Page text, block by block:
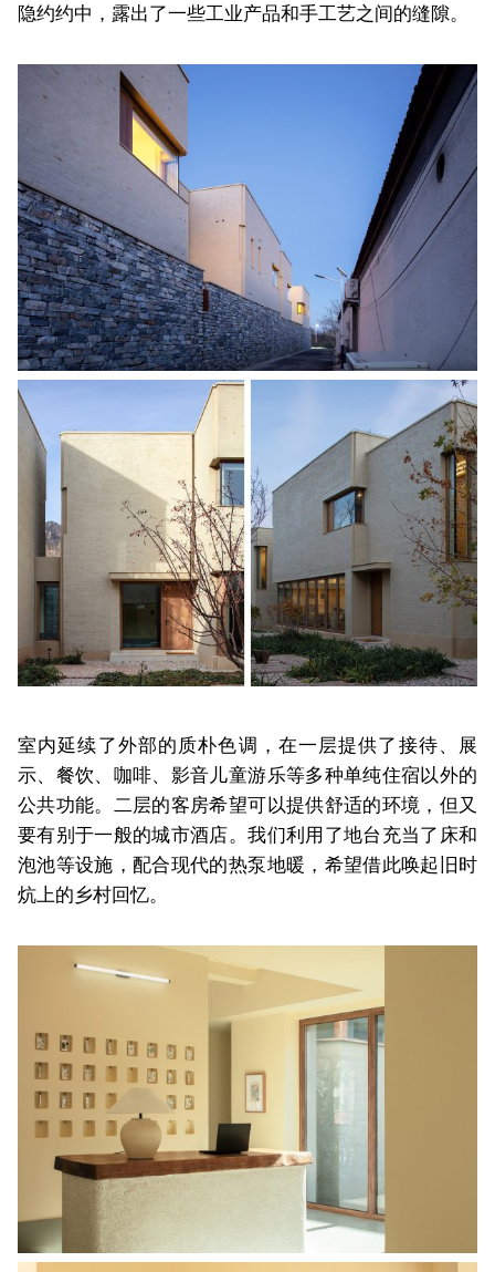
隐约约中，露出了一些工业产品和手工艺之间的缝隙。
室内延续了外部的质朴色调，在一层提供了接待、展
示、餐饮、咖啡、影音儿童游乐等多种单纯住宿以外的
公共功能。二层的客房希望可以提供舒适的环境，但又
要有别于一般的城市酒店。我们利用了地台充当了床和
泡池等设施，配合现代的热泵地暖，希望借此唤起旧时
炕上的乡村回忆。